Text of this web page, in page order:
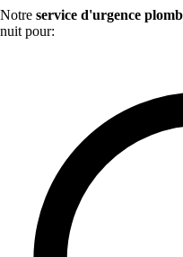
Notre service d'urgence
nuit pour: